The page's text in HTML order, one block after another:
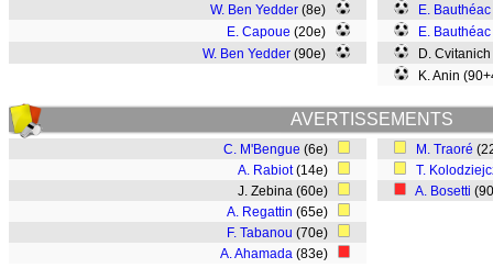
W. Ben Yedder (8e)
E. Capoue (20e)
W. Ben Yedder (90e)
E. Bauthéac
E. Bauthéac
D.
K. Anin
AVERTISSEMENTS
C. M'Bengue (6e)
A. Rabiot(14e)
J. Zebina (60e)
A. Regattin (65e)
F. Tabanou (70e)
A. Ahamada (83e)
M. Traoré
T.
A. Bosetti